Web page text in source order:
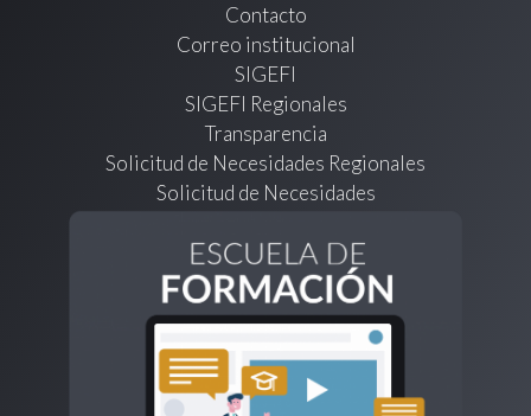
Contacto
Correo institucional
SIGEFI
SIGEFI Regionales
Transparencia
Solicitud de Necesidades Regionales
Solicitud de Necesidades